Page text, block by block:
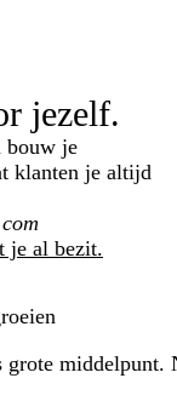
jezelf.
bouw je
klanten je altijd
je al bezit.
middelpunt.